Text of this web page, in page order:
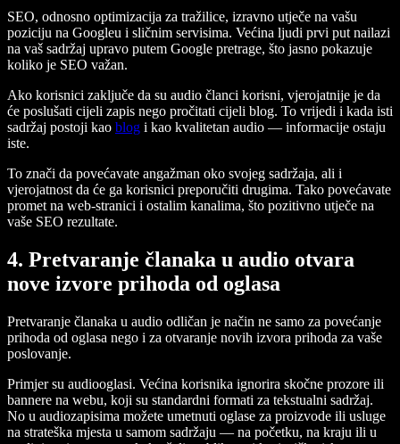
SEO, odnosno optimizacija za tražilice, izravno utječe na vašu
poziciju na Googleu i sličnim servisima. Većina ljudi prvi put nailazi
na vaš sadržaj upravo putem Google pretrage, što jasno pokazuje
koliko je SEO važan.
Ako korisnici zaključe da su audio članci korisni, vjerojatnije je da
će poslušati cijeli zapis nego pročitati cijeli blog. To vrijedi i kada isti
sadržaj postoji kao blog i kao kvalitetan audio — informacije ostaju
iste.
To znači da povećavate angažman oko svojeg sadržaja, ali i
vjerojatnost da će ga korisnici preporučiti drugima. Tako povećavate
promet na web-stranici i ostalim kanalima, što pozitivno utječe na
vaše SEO rezultate.
4. Pretvaranje članaka u audio otvara
nove izvore prihoda od oglasa
Pretvaranje članaka u audio odličan je način ne samo za povećanje
prihoda od oglasa nego i za otvaranje novih izvora prihoda za vaše
poslovanje.
Primjer su audiooglasi. Većina korisnika ignorira skočne prozore ili
bannere na webu, koji su standardni formati za tekstualni sadržaj.
No u audiozapisima možete umetnuti oglase za proizvode ili usluge
na strateška mjesta u samom sadržaju — na početku, na kraju ili u